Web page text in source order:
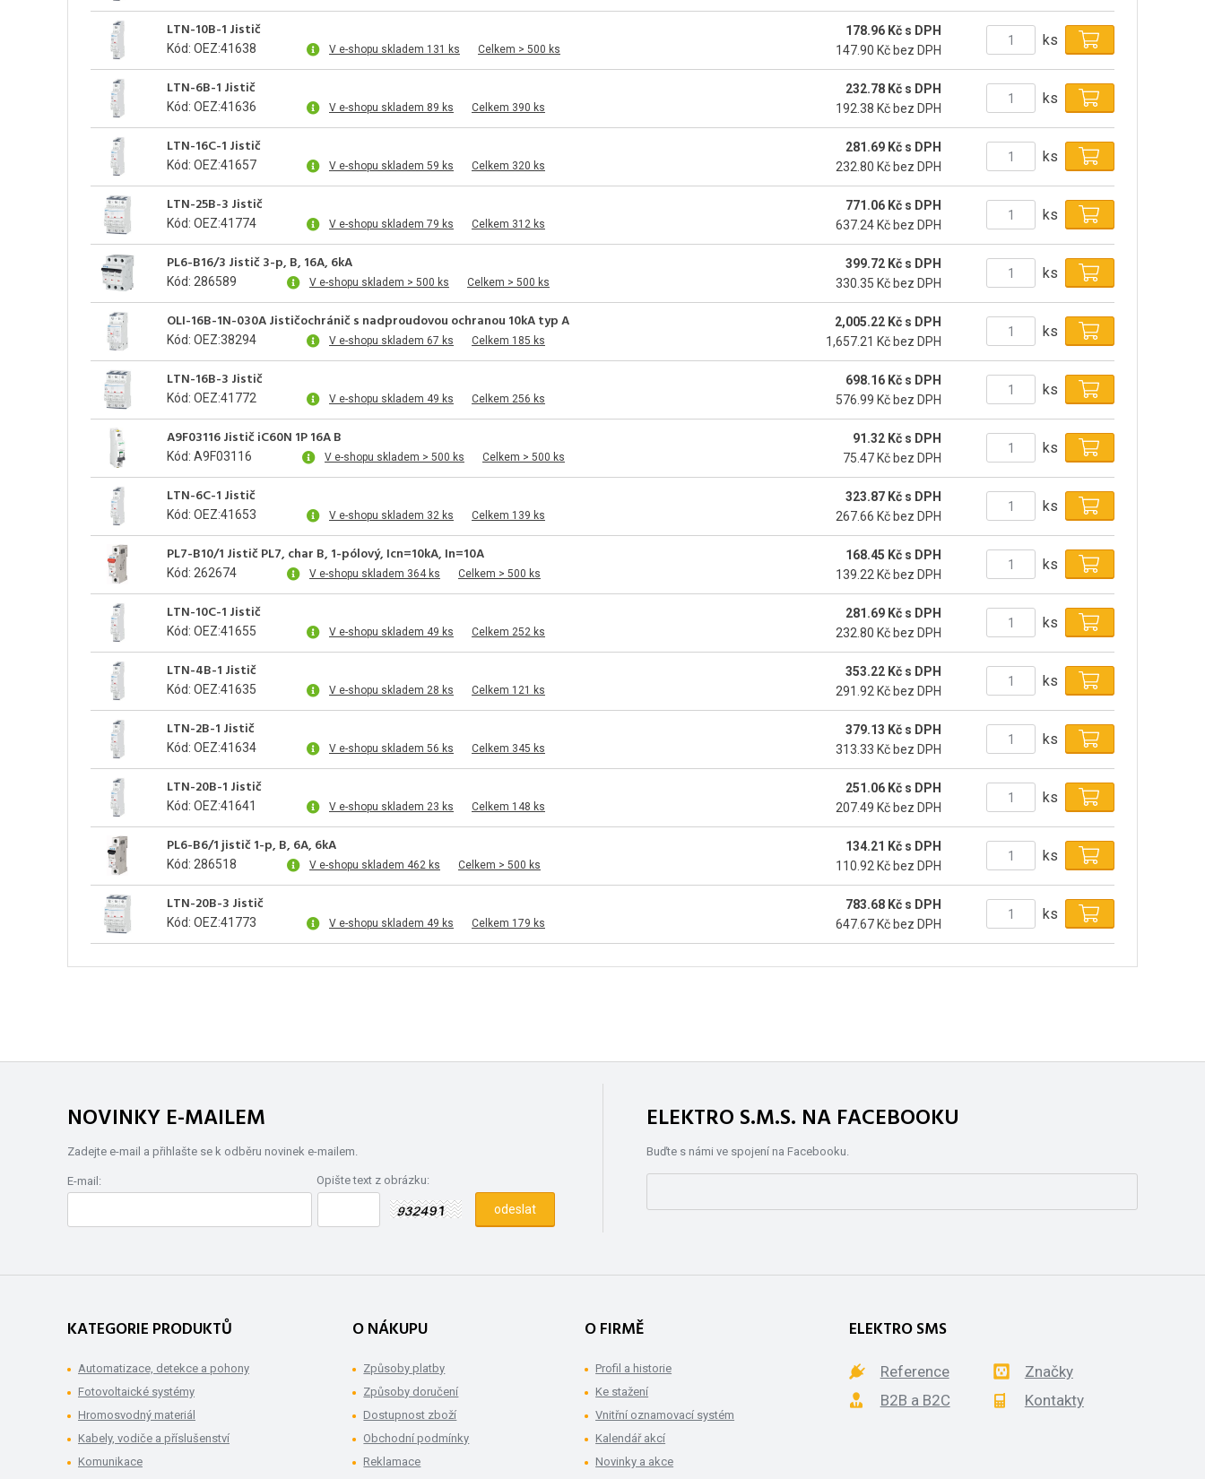
LTN-10B-1 Jistič
Kód: OEZ:41638 V e-shopu skladem 131 ks Celkem > 500 ks
178.96 Kč s DPH
147.90 Kč bez DPH
ks
LTN-6B-1 Jistič
Kód: OEZ:41636 V e-shopu skladem 89 ks Celkem 390 ks
232.78 Kč s DPH
192.38 Kč bez DPH
ks
LTN-16C-1 Jistič
Kód: OEZ:41657 V e-shopu skladem 59 ks Celkem 320 ks
281.69 Kč s DPH
232.80 Kč bez DPH
ks
LTN-25B-3 Jistič
Kód: OEZ:41774 V e-shopu skladem 79 ks Celkem 312 ks
771.06 Kč s DPH
637.24 Kč bez DPH
ks
PL6-B16/3 Jistič 3-p, B, 16A, 6kA
Kód: 286589 V e-shopu skladem > 500 ks Celkem > 500 ks
399.72 Kč s DPH
330.35 Kč bez DPH
ks
OLI-16B-1N-030A Jističochránič s nadproudovou ochranou 10kA typ A
Kód: OEZ:38294 V e-shopu skladem 67 ks Celkem 185 ks
2,005.22 Kč s DPH
1,657.21 Kč bez DPH
ks
LTN-16B-3 Jistič
Kód: OEZ:41772 V e-shopu skladem 49 ks Celkem 256 ks
698.16 Kč s DPH
576.99 Kč bez DPH
ks
A9F03116 Jistič iC60N 1P 16A B
Kód: A9F03116 V e-shopu skladem > 500 ks Celkem > 500 ks
91.32 Kč s DPH
75.47 Kč bez DPH
ks
LTN-6C-1 Jistič
Kód: OEZ:41653 V e-shopu skladem 32 ks Celkem 139 ks
323.87 Kč s DPH
267.66 Kč bez DPH
ks
PL7-B10/1 Jistič PL7, char B, 1-pólový, Icn=10kA, In=10A
Kód: 262674 V e-shopu skladem 364 ks Celkem > 500 ks
168.45 Kč s DPH
139.22 Kč bez DPH
ks
LTN-10C-1 Jistič
Kód: OEZ:41655 V e-shopu skladem 49 ks Celkem 252 ks
281.69 Kč s DPH
232.80 Kč bez DPH
ks
LTN-4B-1 Jistič
Kód: OEZ:41635 V e-shopu skladem 28 ks Celkem 121 ks
353.22 Kč s DPH
291.92 Kč bez DPH
ks
LTN-2B-1 Jistič
Kód: OEZ:41634 V e-shopu skladem 56 ks Celkem 345 ks
379.13 Kč s DPH
313.33 Kč bez DPH
ks
LTN-20B-1 Jistič
Kód: OEZ:41641 V e-shopu skladem 23 ks Celkem 148 ks
251.06 Kč s DPH
207.49 Kč bez DPH
ks
PL6-B6/1 jistič 1-p, B, 6A, 6kA
Kód: 286518 V e-shopu skladem 462 ks Celkem > 500 ks
134.21 Kč s DPH
110.92 Kč bez DPH
ks
LTN-20B-3 Jistič
Kód: OEZ:41773 V e-shopu skladem 49 ks Celkem 179 ks
783.68 Kč s DPH
647.67 Kč bez DPH
ks
NOVINKY E-MAILEM
Zadejte e-mail a přihlašte se k odběru novinek e-mailem.
E-mail: Opište text z obrázku:
ELEKTRO S.M.S. NA FACEBOOKU
Buďte s námi ve spojení na Facebooku.
KATEGORIE PRODUKTŮ
Automatizace, detekce a pohony
Fotovoltaické systémy
Hromosvodný materiál
Kabely, vodiče a příslušenství
Komunikace
O NÁKUPU
Způsoby platby
Způsoby doručení
Dostupnost zboží
Obchodní podmínky
Reklamace
O FIRMĚ
Profil a historie
Ke stažení
Vnitřní oznamovací systém
Kalendář akcí
Novinky a akce
ELEKTRO SMS
Reference
Značky
B2B a B2C
Kontakty